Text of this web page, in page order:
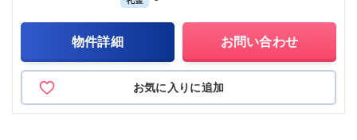
物件詳細 お問い合わせ
お気に入りに追加